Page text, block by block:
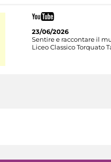
23/06/2026
Sentire e raccontare il
Liceo Classico Torquato